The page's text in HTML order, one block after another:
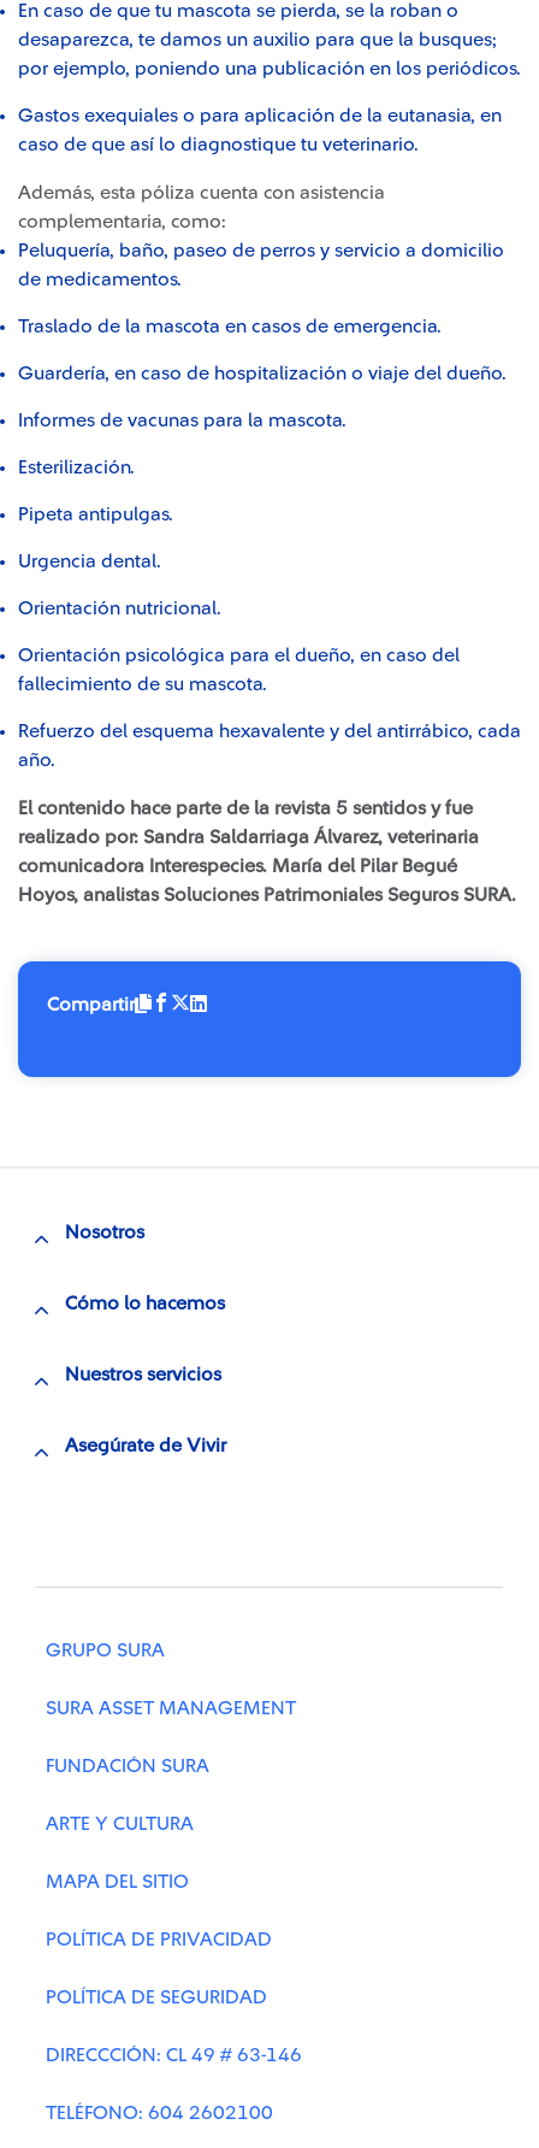
En caso de que tu mascota se pierda, se la roban o
desaparezca, te damos un auxilio para que la busques;
por ejemplo, poniendo una publicación en los periódicos.
Gastos exequiales o para aplicación de la eutanasia, en
caso de que así lo diagnostique tu veterinario.
Además, esta póliza cuenta con asistencia
complementaria, como:
Peluquería, baño, paseo de perros y servicio a domicilio
de medicamentos.
Traslado de la mascota en casos de emergencia.
Guardería, en caso de hospitalización o viaje del dueño.
Informes de vacunas para la mascota.
Esterilización.
Pipeta antipulgas.
Urgencia dental.
Orientación nutricional.
Orientación psicológica para el dueño, en caso del
fallecimiento de su mascota.
Refuerzo del esquema hexavalente y del antirrábico, cada
año.
El contenido hace parte de la revista 5 sentidos y fue
realizado por: Sandra Saldarriaga Álvarez, veterinaria
comunicadora Interespecies. María del Pilar Begué
Hoyos, analistas Soluciones Patrimoniales Seguros SURA.
Compartir
Nosotros
Cómo lo hacemos
Nuestros servicios
Asegúrate de Vivir
GRUPO SURA
SURA ASSET MANAGEMENT
FUNDACIÓN SURA
ARTE Y CULTURA
MAPA DEL SITIO
POLÍTICA DE PRIVACIDAD
POLÍTICA DE SEGURIDAD
DIRECCCIÓN: CL 49 # 63-146
TELÉFONO: 604 2602100